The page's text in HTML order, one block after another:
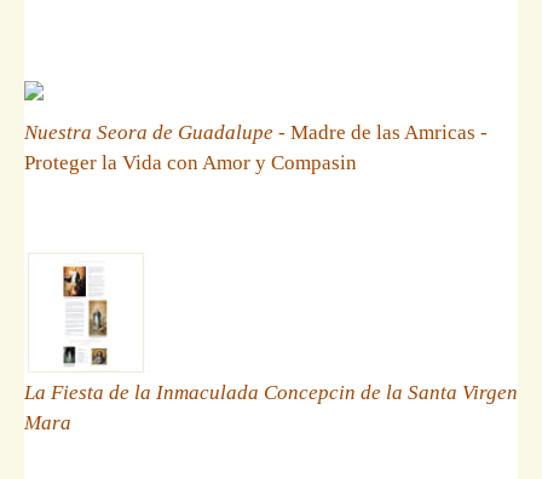
Nuestra Seora de Guadalupe - Madre de las Amricas -
Proteger la Vida con Amor y Compasin
La Fiesta de la Inmaculada Concepcin de la Santa Virgen
Mara